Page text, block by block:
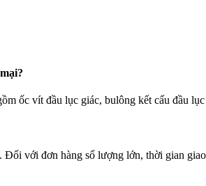
ốc vít đầu lục giác, bulông kết cấu đầu
Đối với đơn hàng số lượng lớn, thời gian